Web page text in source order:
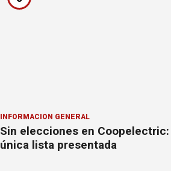
INFORMACION GENERAL
Sin elecciones en
única lista presentada